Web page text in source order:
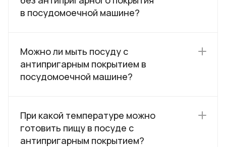
в посудомоечной машине?
Можно ли мыть посуду с
антипригарным покрытием в
посудомоечной машине?
При какой температуре можно
готовить пищу в посуде с
антипригарным покрытием?